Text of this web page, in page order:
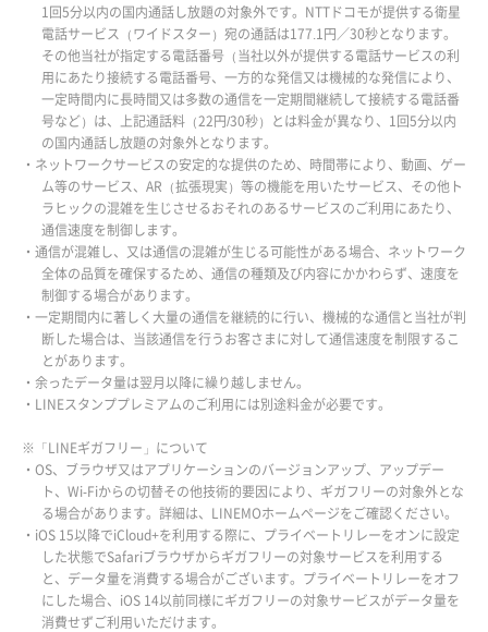
1回5分以内の国内通話し放題の対象外です。NTTドコモが提供する衛星
電話サービス（ワイドスター）宛の通話は177.1円／30秒となります。
その他当社が指定する電話番号（当社以外が提供する電話サービスの利
用にあたり接続する電話番号、一方的な発信又は機械的な発信により、
一定時間内に長時間又は多数の通信を一定期間継続して接続する電話番
号など）は、上記通話料（22円/30秒）とは料金が異なり、1回5分以内
の国内通話し放題の対象外となります。
・ネットワークサービスの安定的な提供のため、時間帯により、動画、ゲー
ム等のサービス、AR（拡張現実）等の機能を用いたサービス、その他ト
ラヒックの混雑を生じさせるおそれのあるサービスのご利用にあたり、
通信速度を制御します。
・通信が混雑し、又は通信の混雑が生じる可能性がある場合、ネットワーク
全体の品質を確保するため、通信の種類及び内容にかかわらず、速度を
制御する場合があります。
・一定期間内に著しく大量の通信を継続的に行い、機械的な通信と当社が判
断した場合は、当該通信を行うお客さまに対して通信速度を制限するこ
とがあります。
・余ったデータ量は翌月以降に繰り越しません。
・LINEスタンププレミアムのご利用には別途料金が必要です。
※「LINEギガフリー」について
・OS、ブラウザ又はアプリケーションのバージョンアップ、アップデー
ト、Wi-Fiからの切替その他技術的要因により、ギガフリーの対象外とな
る場合があります。詳細は、LINEMOホームページをご確認ください。
・iOS 15以降でiCloud+を利用する際に、プライベートリレーをオンに設定
した状態でSafariブラウザからギガフリーの対象サービスを利用する
と、データ量を消費する場合がございます。プライベートリレーをオフ
にした場合、iOS 14以前同様にギガフリーの対象サービスがデータ量を
消費せずご利用いただけます。